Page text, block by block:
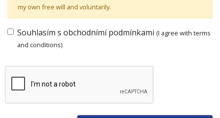
my own free will and voluntarily.
Souhlasím s obchodnímí podmínkami (I agree with terms
and conditions)